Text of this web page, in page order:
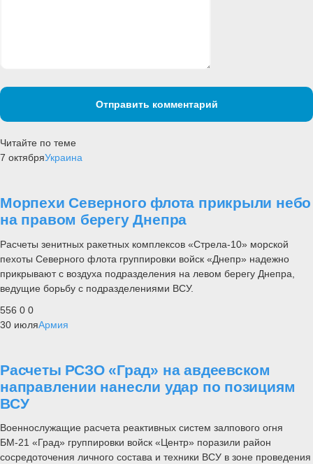
Отправить комментарий
Читайте по теме
7 октябряУкраина
Морпехи Северного флота прикрыли небо
на правом берегу Днепра
Расчеты зенитных ракетных комплексов «Стрела-10» морской
пехоты Северного флота группировки войск «Днепр» надежно
прикрывают с воздуха подразделения на левом берегу Днепра,
ведущие борьбу с подразделениями ВСУ.
556 0 0
30 июляАрмия
Расчеты РСЗО «Град» на авдеевском
направлении нанесли удар по позициям
ВСУ
Военнослужащие расчета реактивных систем залпового огня
БМ-21 «Град» группировки войск «Центр» поразили район
сосредоточения личного состава и техники ВСУ в зоне проведения